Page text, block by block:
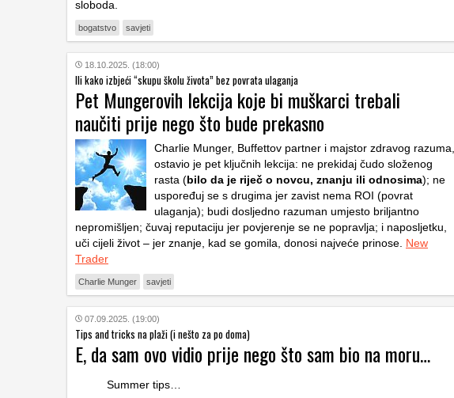
sloboda.
bogatstvo savjeti
18.10.2025. (18:00)
Ili kako izbjeći “skupu školu života” bez povrata ulaganja
Pet Mungerovih lekcija koje bi muškarci trebali
naučiti prije nego što bude prekasno
Charlie Munger, Buffettov partner i majstor zdravog razuma,
ostavio je pet ključnih lekcija: ne prekidaj čudo složenog
rasta (bilo da je riječ o novcu, znanju ili odnosima); ne
uspoređuj se s drugima jer zavist nema ROI (povrat
ulaganja); budi dosljedno razuman umjesto briljantno
nepromišljen; čuvaj reputaciju jer povjerenje se ne popravlja; i naposljetku,
uči cijeli život – jer znanje, kad se gomila, donosi najveće prinose. New
Trader
Charlie Munger savjeti
07.09.2025. (19:00)
Tips and tricks na plaži (i nešto za po doma)
E, da sam ovo vidio prije nego što sam bio na moru…
Summer tips…